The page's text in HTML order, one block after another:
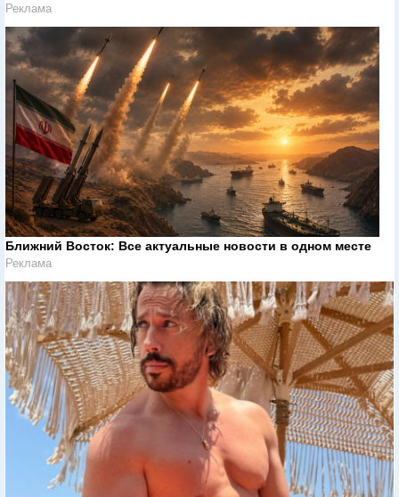
Реклама
Ближний Восток: Все актуальные новости в одном месте
Реклама